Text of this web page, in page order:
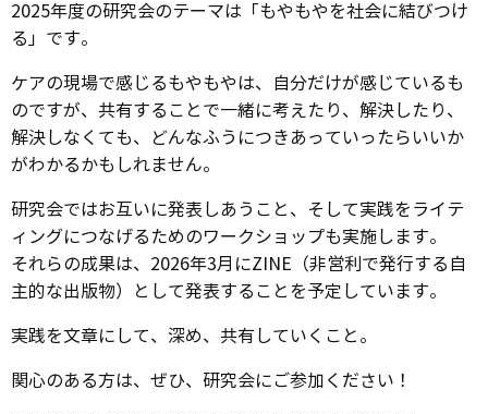
2025年度の研究会のテーマは「もやもやを社会に結びつけ
る」です。
ケアの現場で感じるもやもやは、自分だけが感じているも
のですが、共有することで一緒に考えたり、解決したり、
解決しなくても、どんなふうにつきあっていったらいいか
がわかるかもしれません。
研究会ではお互いに発表しあうこと、そして実践をライテ
ィングにつなげるためのワークショップも実施します。
それらの成果は、2026年3月にZINE（非営利で発行する自
主的な出版物）として発表することを予定しています。
実践を文章にして、深め、共有していくこと。
関心のある方は、ぜひ、研究会にご参加ください！